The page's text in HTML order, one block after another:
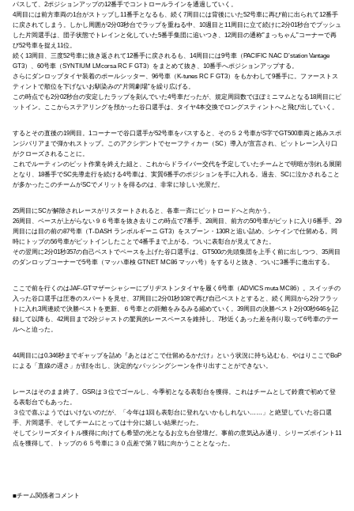
パスして、2ポジションアップの12番手でコントロールラインを通過していく。
4周目には前方車両の1台がストップし11番手となるも、続く7周目には背後にいた52号車に再び前に出られて12番手
に戻されてしまう。しかし周囲が2分03秒台でラップを重ねる中、10週目と11周目に立て続けに2分01秒台でプッシュ
した片岡選手は、団子状態でトレインと化していた5番手集団に追いつき、12周目の通称”まっちゃん”コーナーで再
び52号車を捉え11位。
続く13周目、三度52号車に抜き返されて12番手に戻されるも、14周目には9号車（PACIFIC NAC D’station Vantage
GT3）、60号車（SYNTIUM LMcorsa RC F GT3）をまとめて抜き、10番手へポジションアップする。
さらにダンロップタイヤ装着のポールシッター、96号車（K-tunes RC F GT3）をもかわして9番手に。ファーストス
ティントで順位を下げないお馴染みの“片岡劇場”を繰り広げる。
この時点でも2分02秒台の安定したラップを刻んでいた4号車だったが、規定周回数でほぼミニマムとなる18周目にピ
ットイン。ここからステアリングを預かった谷口選手は、タイヤ4本交換でロングスティントへと飛び出していく。
するとその直後の19周目。1コーナーで谷口選手が52号車をパスすると、その５２号車がS字でGT500車両と絡みスポ
ンジバリアまで弾かれストップ。このアクシデントでセーフティカー（SC）導入が宣言され、ピットレーン入り口
がクローズされることに。
これでルーティンのピット作業を終えた組と、これからドライバー交代を予定していたチームとで明暗が別れる展開
となり、18番手でSC先導走行を続ける4号車は、実質6番手のポジションを手に入れる。過去、SCに泣かされること
が多かったこのチームがSCでメリットを得るのは、非常に珍しい光景だ。
25周目にSCが解除されレースがリスタートされると、各車一斉にピットロードへと向かう。
26周目、ペースが上がらない９６号車を抜き去りこの時点で7番手、28周目、前方の50号車がピットに入り6番手、29
周目には目の前の87号車（T-DASH ランボルギーニ GT3）をスプーン・130Rと追い詰め、シケインで仕留める。同
時にトップの56号車がピットインしたことで4番手まで上がる。ついに表彰台が見えてきた。
その翌周に2分01秒357の自己ベストでペースを上げた谷口選手は、GT500の先頭集団を上手く前に出しつつ、35周目
のダンロップコーナーで5号車（マッハ車検 GTNET MC86 マッハ号）をするりと抜き、ついに3番手に進出する。
ここで前を行くのはJAF-GTマザーシャシーにブリヂストンタイヤを履く6号車（ADVICS muta MC86）。スイッチの
入った谷口選手は圧巻のスパートを見せ、37周目に2分01秒108で再び自己ベストとすると、続く周回から2分フラッ
トに入れ3周連続で決勝ベストを更新、６号車との距離をみるみる縮めていく。39周目の決勝ベスト2分00秒646を記
録して以降も、42周目まで2分ジャストの驚異的レースペースを維持し、7秒近くあった差を削り取って6号車のテー
ルへと迫った。
44周目には0.346秒までギャップを詰め『あとはどこで仕留めるかだけ』という状況に持ち込むも、やはりここでBoP
による「直線の遅さ」が顔を出し、決定的なパッシングシーンを作り出すことができない。
レースはそのまま終了。GSRは３位でゴールし、今季初となる表彰台を獲得。これはチームとして鈴鹿で初めて登
る表彰台でもあった。
３位で喜ぶようではいけないのだが、「今年は1回も表彰台に登れないかもしれない……」と絶望していた谷口選
手、片岡選手、そしてチームにとっては十分に嬉しい結果だった。
そしてシリーズタイトル獲得に向けても希望の光となるお立ち台登壇だ。事前の意気込み通り、シリーズポイント11
点を獲得して、トップの６５号車に３０点差で第７戦に向かうこととなった。
■チーム関係者コメント